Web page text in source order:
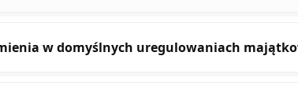
w domyślnych uregulowaniach